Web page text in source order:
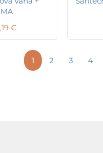
€
range:
310,19 €
through
4504,19 €
1 2 3 4